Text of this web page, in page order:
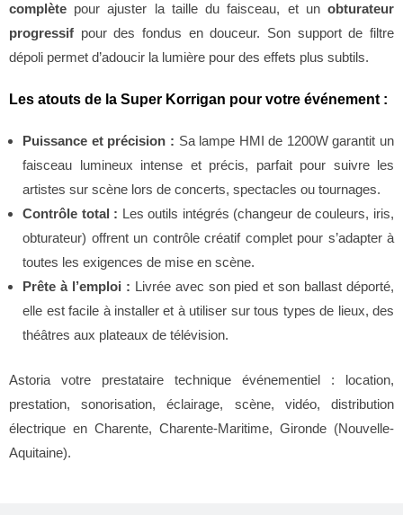
complète pour ajuster la taille du faisceau, et un obturateur
progressif pour des fondus en douceur. Son support de filtre
dépoli permet d’adoucir la lumière pour des effets plus subtils.
Les atouts de la Super Korrigan pour votre événement :
Puissance et précision : Sa lampe HMI de 1200W garantit un
faisceau lumineux intense et précis, parfait pour suivre les
artistes sur scène lors de concerts, spectacles ou tournages.
Contrôle total : Les outils intégrés (changeur de couleurs, iris,
obturateur) offrent un contrôle créatif complet pour s’adapter à
toutes les exigences de mise en scène.
Prête à l’emploi : Livrée avec son pied et son ballast déporté,
elle est facile à installer et à utiliser sur tous types de lieux, des
théâtres aux plateaux de télévision.
Astoria votre prestataire technique événementiel : location,
prestation, sonorisation, éclairage, scène, vidéo, distribution
électrique en Charente, Charente-Maritime, Gironde (Nouvelle-
Aquitaine).